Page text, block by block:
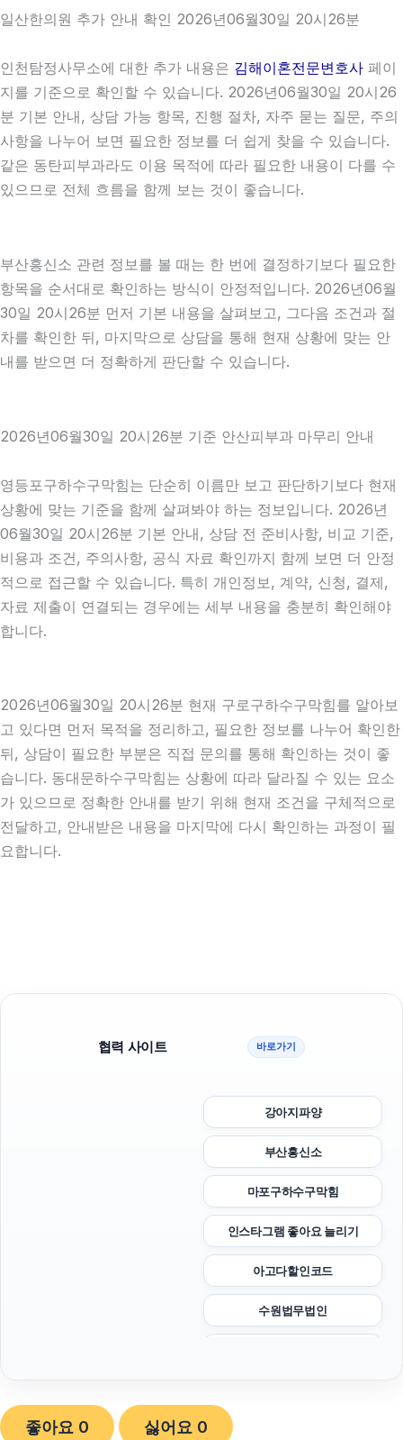
일산한의원 추가 안내 확인 2026년06월30일 20시26분
인천탐정사무소에 대한 추가 내용은 김해이혼전문변호사 페이
지를 기준으로 확인할 수 있습니다. 2026년06월30일 20시26
분 기본 안내, 상담 가능 항목, 진행 절차, 자주 묻는 질문, 주의
사항을 나누어 보면 필요한 정보를 더 쉽게 찾을 수 있습니다.
같은 동탄피부과라도 이용 목적에 따라 필요한 내용이 다를 수
있으므로 전체 흐름을 함께 보는 것이 좋습니다.
부산흥신소 관련 정보를 볼 때는 한 번에 결정하기보다 필요한
항목을 순서대로 확인하는 방식이 안정적입니다. 2026년06월
30일 20시26분 먼저 기본 내용을 살펴보고, 그다음 조건과 절
차를 확인한 뒤, 마지막으로 상담을 통해 현재 상황에 맞는 안
내를 받으면 더 정확하게 판단할 수 있습니다.
2026년06월30일 20시26분 기준 안산피부과 마무리 안내
영등포구하수구막힘는 단순히 이름만 보고 판단하기보다 현재
상황에 맞는 기준을 함께 살펴봐야 하는 정보입니다. 2026년
06월30일 20시26분 기본 안내, 상담 전 준비사항, 비교 기준,
비용과 조건, 주의사항, 공식 자료 확인까지 함께 보면 더 안정
적으로 접근할 수 있습니다. 특히 개인정보, 계약, 신청, 결제,
자료 제출이 연결되는 경우에는 세부 내용을 충분히 확인해야
합니다.
2026년06월30일 20시26분 현재 구로구하수구막힘를 알아보
고 있다면 먼저 목적을 정리하고, 필요한 정보를 나누어 확인한
뒤, 상담이 필요한 부분은 직접 문의를 통해 확인하는 것이 좋
습니다. 동대문하수구막힘는 상황에 따라 달라질 수 있는 요소
가 있으므로 정확한 안내를 받기 위해 현재 조건을 구체적으로
전달하고, 안내받은 내용을 마지막에 다시 확인하는 과정이 필
요합니다.
협력 사이트 바로가기
강아지파양
부산흥신소
마포구하수구막힘
인스타그램 좋아요 늘리기
아고다할인코드
수원법무법인
좋아요 0 싫어요 0